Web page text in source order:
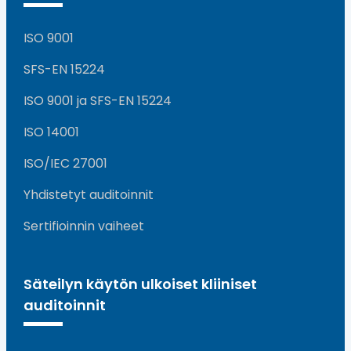
ISO 9001
SFS-EN 15224
ISO 9001 ja SFS-EN 15224
ISO 14001
ISO/IEC 27001
Yhdistetyt auditoinnit
Sertifioinnin vaiheet
Säteilyn käytön ulkoiset kliiniset
auditoinnit